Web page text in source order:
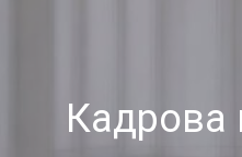
Кадрова